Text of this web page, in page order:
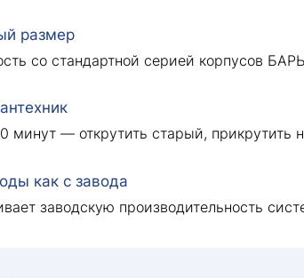
размер
со стандартной серией корпусов
минут — открутить старый, прикрутить
как с завода
заводскую производительность